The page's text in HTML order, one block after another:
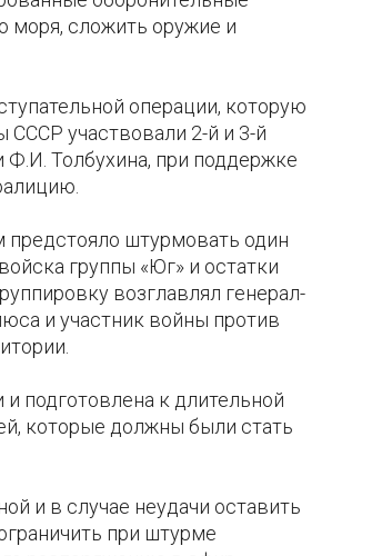
моря, сложить оружие и
операции, которую
СССР участвовали 2-й и 3-й
Толбухина, при поддержке
предстояло штурмовать один
группы «Юг» и остатки
возглавлял генерал-
и участник войны против
подготовлена к длительной
которые должны были стать
и в случае неудачи оставить
при штурме